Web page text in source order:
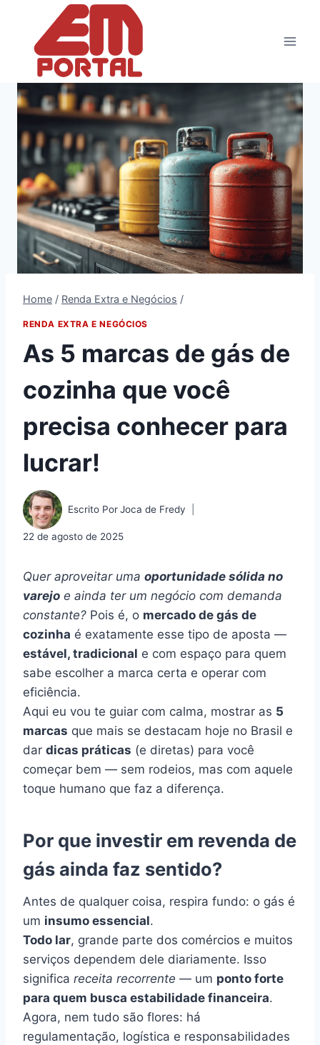
Conteúdo
Home / Renda Extra e Negócios /
RENDA EXTRA E NEGÓCIOS
As 5 marcas de gás de
cozinha que você
precisa conhecer para
lucrar!
Escrito PorJoca de Fredy
22 de agosto de 2025
Quer aproveitar uma oportunidade sólida no
varejo e ainda ter um negócio com demanda
constante? Pois é, o mercado de gás de
cozinha é exatamente esse tipo de aposta —
estável, tradicional e com espaço para quem
sabe escolher a marca certa e operar com
eficiência.
Aqui eu vou te guiar com calma, mostrar as 5
marcas que mais se destacam hoje no Brasil e
dar dicas práticas (e diretas) para você
começar bem — sem rodeios, mas com aquele
toque humano que faz a diferença.
Por que investir em revenda de
gás ainda faz sentido?
Antes de qualquer coisa, respira fundo: o gás é
um insumo essencial.
Todo lar, grande parte dos comércios e muitos
serviços dependem dele diariamente. Isso
significa receita recorrente — um ponto forte
para quem busca estabilidade financeira.
Agora, nem tudo são flores: há
regulamentação, logística e responsabilidades